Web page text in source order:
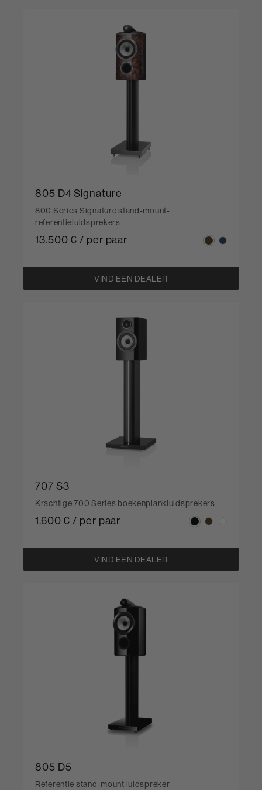
805 D4 Signature
800 Series Signature stand-mount-
referentieluidsprekers
13.500 € / per paar
VIND EEN DEALER
707 S3
Krachtige 700 Series boekenplankluidsprekers
1.600 € / per paar
VIND EEN DEALER
805 D5
Referentie stand‑mount luidspreker